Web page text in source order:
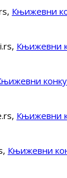
Књижевни
Књижевни
Књижевни
Књижевни